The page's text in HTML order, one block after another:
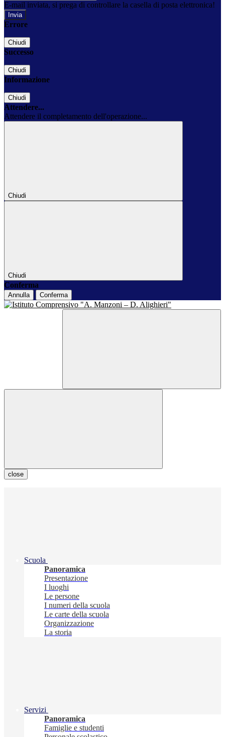
E-mail inviata, si prega di controllare la casella di posta elettronica!
Errore
Chiudi
Successo
Chiudi
Informazione
Chiudi
Attendere...
Attendere il completamento dell'operazione...
Chiudi
Chiudi
Conferma
Annulla Conferma
close
Scuola
Panoramica
Presentazione
I luoghi
Le persone
I numeri della scuola
Le carte della scuola
Organizzazione
La storia
Servizi
Panoramica
Famiglie e studenti